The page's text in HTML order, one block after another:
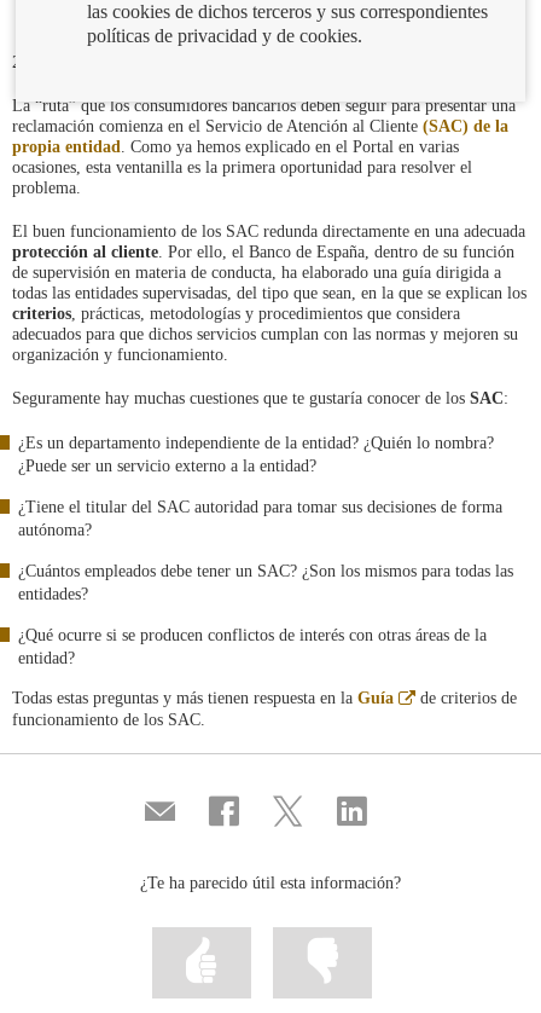
22/09/2021
La “ruta” que los consumidores bancarios deben seguir para presentar una
reclamación comienza en el Servicio de Atención al Cliente (SAC) de la
propia entidad. Como ya hemos explicado en el Portal en varias
ocasiones, esta ventanilla es la primera oportunidad para resolver el
problema.
El buen funcionamiento de los SAC redunda directamente en una adecuada
protección al cliente. Por ello, el Banco de España, dentro de su función
de supervisión en materia de conducta, ha elaborado una guía dirigida a
todas las entidades supervisadas, del tipo que sean, en la que se explican los
criterios, prácticas, metodologías y procedimientos que considera
adecuados para que dichos servicios cumplan con las normas y mejoren su
organización y funcionamiento.
Seguramente hay muchas cuestiones que te gustaría conocer de los SAC:
¿Es un departamento independiente de la entidad? ¿Quién lo nombra?
¿Puede ser un servicio externo a la entidad?
¿Tiene el titular del SAC autoridad para tomar sus decisiones de forma
autónoma?
¿Cuántos empleados debe tener un SAC? ¿Son los mismos para todas las
entidades?
¿Qué ocurre si se producen conflictos de interés con otras áreas de la
entidad?
Todas estas preguntas y más tienen respuesta en la Guía
Abre
de criterios de
funcionamiento de los SAC.
Compartir
por
Compartir
en
Compartir
en
Compartir
en
¿Te ha parecido útil esta información?
Marcar
información
las cookies de dichos terceros y sus correspondientes
políticas de privacidad y de cookies.